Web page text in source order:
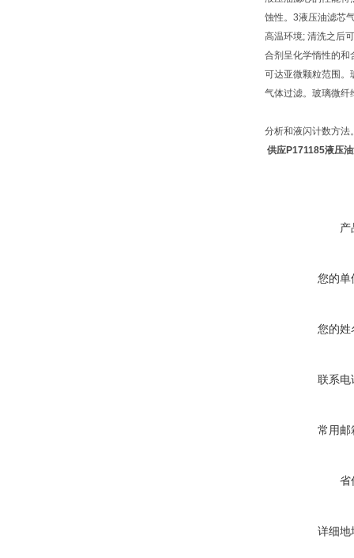
蚀性。3液压油滤芯
高温环境; 清洗之后
合剂呈化学惰性的和
可达亚微颗粒范围
气体过滤。玻璃微纤
分析和液闪计数方法
供应P171185液压
产
您的单
您的姓
联系电
常用邮
省
详细地